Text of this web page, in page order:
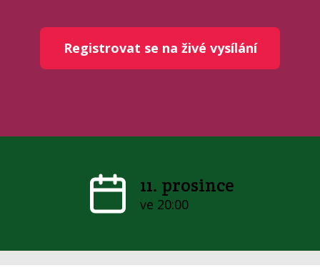
Registrovat se na živé vysílání
11. prosince
ve 20:00